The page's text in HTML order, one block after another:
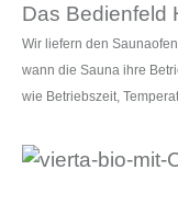
Das Bedienfeld
Wir liefern den
wann die Sauna ihre
wie Betriebszeit,